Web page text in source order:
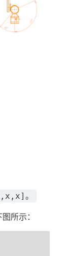
。
所示：